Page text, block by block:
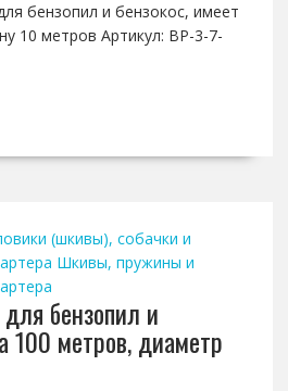
бензопил и бензокос, имеет
10 метров Артикул: BP-3-7-
(шкивы), собачки и
Шкивы, пружины и
бензопил и
100 метров, диаметр